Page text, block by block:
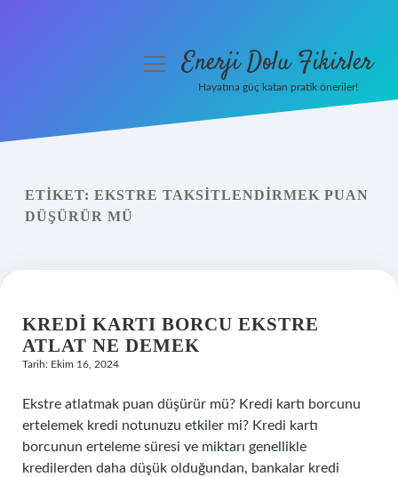
Yasal Uyarı
menüyüEnerji Dolu Fikirler
Hayatına güç katan pratik öneriler!
ETIKET: EKSTRE TAKSITLENDIRMEK PUAN
DÜŞÜRÜR MÜ
KREDI KARTI BORCU EKSTRE
ATLAT NE DEMEK
Tarih: Ekim 16, 2024
Ekstre atlatmak puan düşürür mü? Kredi kartı borcunu
ertelemek kredi notunuzu etkiler mi? Kredi kartı
borcunun erteleme süresi ve miktarı genellikle
kredilerden daha düşük olduğundan, bankalar kredi